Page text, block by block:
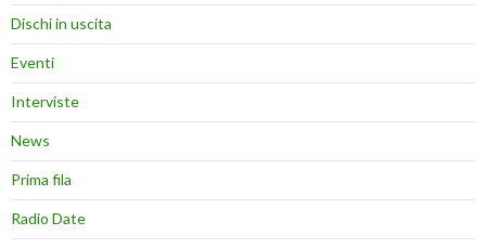
Dischi in uscita
Eventi
Interviste
News
Prima fila
Radio Date